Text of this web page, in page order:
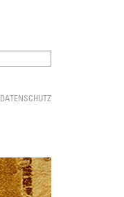
NAVIGATION
DATENSCHUTZ